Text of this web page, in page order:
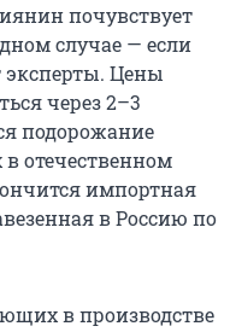
почувствует
случае — если
эксперты. Цены
через 2–3
подорожание
отечественном
импортная
в Россию по
в производстве